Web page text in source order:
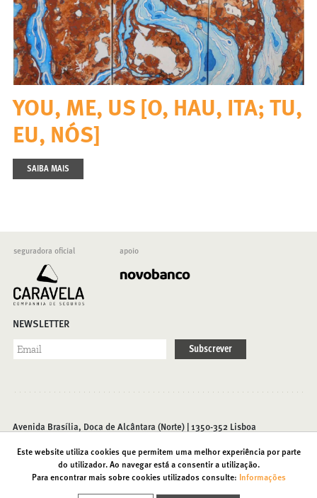
YOU, ME, US [O, HAU, ITA; TU,
EU, NÓS]
SAIBA MAIS
seguradora oficial apoio
NEWSLETTER
Subscrever
Avenida Brasília, Doca de Alcântara (Norte) | 1350-352 Lisboa
Este website utiliza cookies que permitem uma melhor experiência por parte
do utilizador. Ao navegar está a consentir a utilização.
Para encontrar mais sobre cookies utilizados consulte: Informações